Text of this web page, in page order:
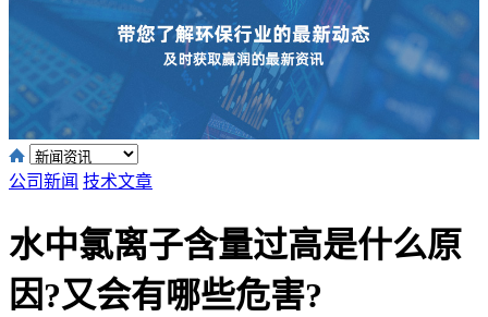
公司新闻 技术文章
水中氯离子含量过高是什么原
因?又会有哪些危害?